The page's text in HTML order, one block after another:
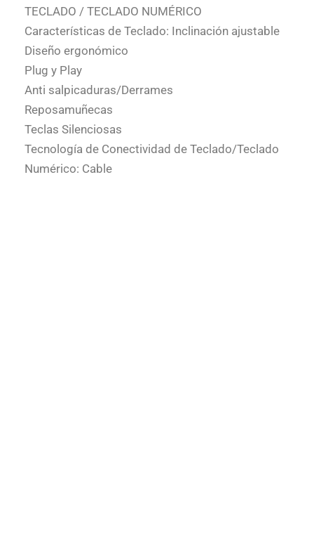
TECLADO / TECLADO NUMÉRICO
Características de Teclado: Inclinación ajustable
Diseño ergonómico
Plug y Play
Anti salpicaduras/Derrames
Reposamuñecas
Teclas Silenciosas
Tecnología de Conectividad de Teclado/Teclado
Numérico: Cable